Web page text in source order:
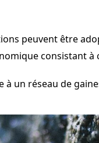
peuvent être
consistant
à un réseau de